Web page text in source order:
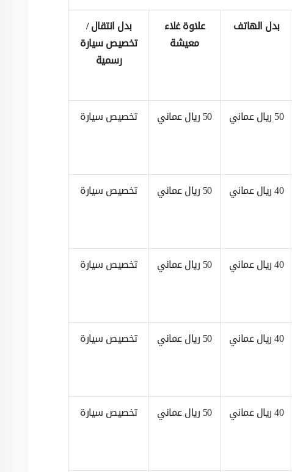
بدل الهاتف
علاوة غلاء
معيشة
بدل انتقال /
تخصيص سيارة
رسمية
50 ريال عماني 50 ريال عماني تخصيص سيارة
40 ريال عماني 50 ريال عماني تخصيص سيارة
40 ريال عماني 50 ريال عماني تخصيص سيارة
40 ريال عماني 50 ريال عماني تخصيص سيارة
40 ريال عماني 50 ريال عماني تخصيص سيارة